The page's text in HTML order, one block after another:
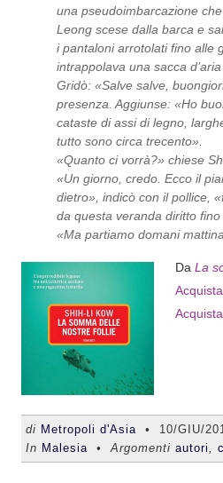
una pseudoimbarcazione
Leong scese dalla barca e
i pantaloni arrotolati fino alle
intrappolava una sacca
Gridò: «Salve salve,
presenza. Aggiunse: «Ho
cataste di assi di legno,
tutto sono circa trecento».
«Quanto ci vorrà?» chiese
«Un giorno, credo. Ecco il
dietro», indicò con il pollice,
da questa veranda diritto
«Ma partiamo domani
Da La
di Metropoli d'Asia • 10/GIU/
In Malesia • Argomenti autori,